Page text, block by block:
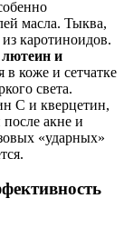
масла. Тыква,
каротиноидов.
лютеин и
коже и сетчатке
света.
С и кверцетин,
акне и
«ударных»